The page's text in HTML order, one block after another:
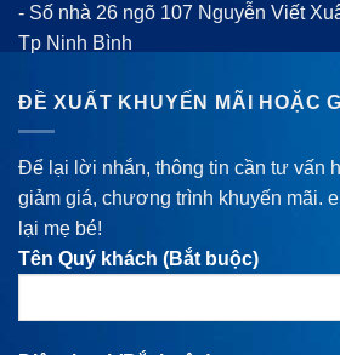
- Số nhà 26 ngõ 107 Nguyễn Viết
Tp Ninh Bình
ĐỀ XUẤT KHUYẾN MÃI HOẶC
Để lại lời nhắn, thông tin cần tư vấn
giảm giá, chương trình khuyến mãi.
lại mẹ bé!
Tên Quý khách (Bắt buộc)